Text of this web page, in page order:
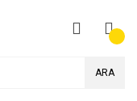
ARA